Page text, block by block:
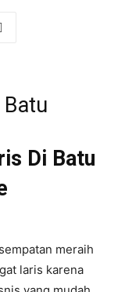
Di Batu
meraih
laris karena